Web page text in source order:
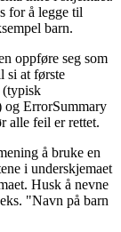
for å legge til
barn.
oppføre seg som
si at første
(typisk
ErrorSummary
alle feil er rettet.
å bruke en
i underskjemaet
Husk å nevne
"Navn på barn